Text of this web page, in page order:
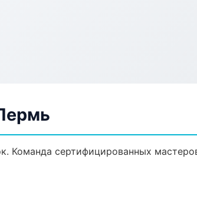
Команда сертифицированных